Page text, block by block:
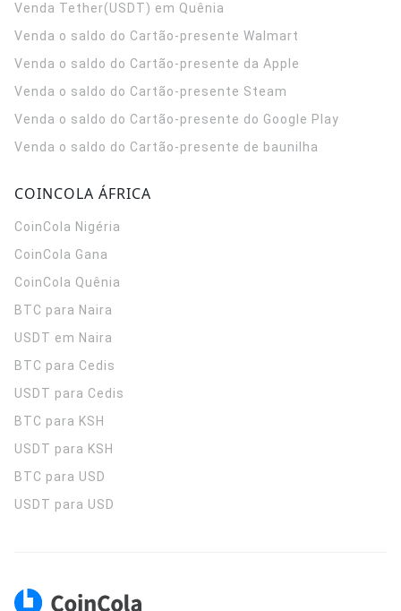
Venda Tether(USDT) em Quênia
Venda o saldo do Cartão-presente Walmart
Venda o saldo do Cartão-presente da Apple
Venda o saldo do Cartão-presente Steam
Venda o saldo do Cartão-presente do Google Play
Venda o saldo do Cartão-presente de baunilha
COINCOLA ÁFRICA
CoinCola Nigéria
CoinCola Gana
CoinCola Quênia
BTC para Naira
USDT em Naira
BTC para Cedis
USDT para Cedis
BTC para KSH
USDT para KSH
BTC para USD
USDT para USD